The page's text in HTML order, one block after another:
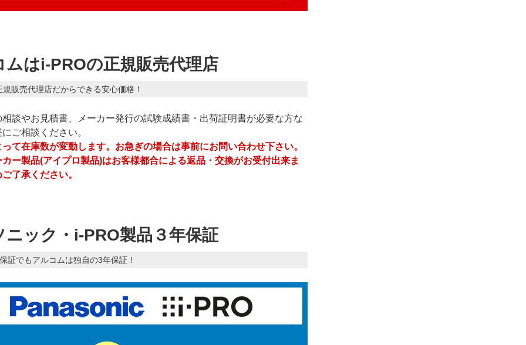
ムはi-PROの正規販売代理店
販売代理店だからできる安心価格！
談やお見積書、メーカー発行の試験成績書・出荷証明書が必要な方な
ご相談ください。
て在庫数が変動します。お急ぎの場合は事前にお問い合わせ下さい。
ー製品(アイプロ製品)はお客様都合による返品・交換がお受付出来ま
了承ください。
ニック・i-PRO製品３年保証
証でもアルコムは独自の3年保証！